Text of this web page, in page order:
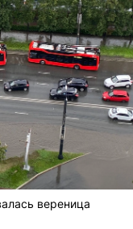
вереница